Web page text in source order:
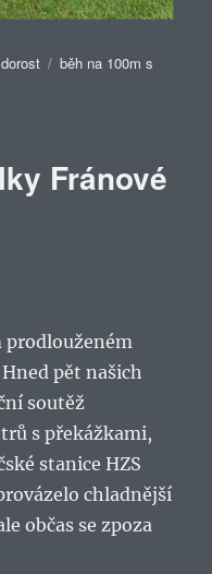
Štítky:
běh na 100m s
Fránové
prodlouženém
pět našich
soutěž
s překážkami,
stanice HZS
chladnější
občas se zpoza